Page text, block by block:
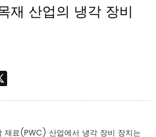
재 산업의 냉각 장비
재료(PWC) 산업에서 냉각 장비 장치는